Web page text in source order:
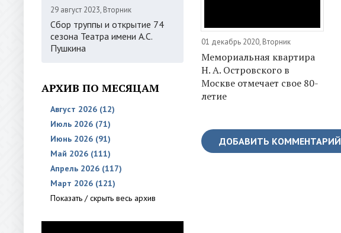
29 август 2023, Вторник
Сбор труппы и открытие 74
сезона Театра имени А.С.
Пушкина
АРХИВ ПО МЕСЯЦАМ
Август 2026 (12)
Июль 2026 (71)
Июнь 2026 (91)
Май 2026 (111)
Апрель 2026 (117)
Март 2026 (121)
Показать / скрыть весь архив
01 декабрь 2020, Вторник
Мемориальная квартира
Н. А. Островского в
Москве отмечает свое 80-
летие
ДОБАВИТЬ КОММЕНТАРИЙ